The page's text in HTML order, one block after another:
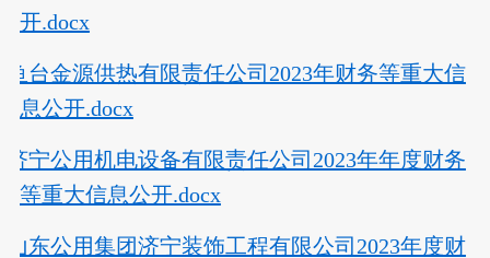
开.docx
鱼台金源供热有限责任公司2023年财务等重大信
息公开.docx
济宁公用机电设备有限责任公司2023年年度财务
等重大信息公开.docx
山东公用集团济宁装饰工程有限公司2023年度财